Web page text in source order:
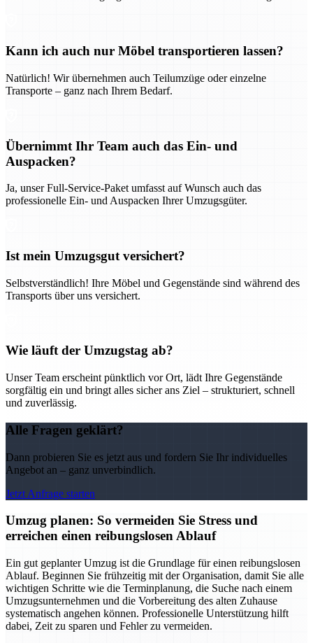
Kann ich auch nur Möbel transportieren lassen?
Natürlich! Wir übernehmen auch Teilumzüge oder einzelne
Transporte – ganz nach Ihrem Bedarf.
Übernimmt Ihr Team auch das Ein- und
Auspacken?
Ja, unser Full-Service-Paket umfasst auf Wunsch auch das
professionelle Ein- und Auspacken Ihrer Umzugsgüter.
Ist mein Umzugsgut versichert?
Selbstverständlich! Ihre Möbel und Gegenstände sind während des
Transports über uns versichert.
Wie läuft der Umzugstag ab?
Unser Team erscheint pünktlich vor Ort, lädt Ihre Gegenstände
sorgfältig ein und bringt alles sicher ans Ziel – strukturiert, schnell
und zuverlässig.
Alle Fragen geklärt?
Dann probieren Sie es jetzt aus und fordern Sie Ihr individuelles
Angebot an – ganz unverbindlich.
Jetzt Anfrage starten
Umzug planen: So vermeiden Sie Stress und
erreichen einen reibungslosen Ablauf
Ein gut geplanter Umzug ist die Grundlage für einen reibungslosen
Ablauf. Beginnen Sie frühzeitig mit der Organisation, damit Sie alle
wichtigen Schritte wie die Terminplanung, die Suche nach einem
Umzugsunternehmen und die Vorbereitung des alten Zuhause
systematisch angehen können. Professionelle Unterstützung hilft
dabei, Zeit zu sparen und Fehler zu vermeiden.